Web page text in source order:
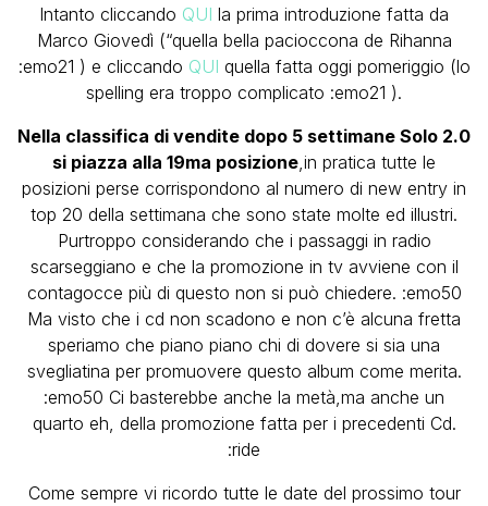
Intanto cliccando QUI la prima introduzione fatta da
Marco Giovedì (“quella bella pacioccona de Rihanna
:emo21 ) e cliccando QUI quella fatta oggi pomeriggio (lo
spelling era troppo complicato :emo21 ).
Nella classifica di vendite dopo 5 settimane Solo 2.0
si piazza alla 19ma posizione ,in pratica tutte le
posizioni perse corrispondono al numero di new entry in
top 20 della settimana che sono state molte ed illustri.
Purtroppo considerando che i passaggi in radio
scarseggiano e che la promozione in tv avviene con il
contagocce più di questo non si può chiedere. :emo50
Ma visto che i cd non scadono e non c’è alcuna fretta
speriamo che piano piano chi di dovere si sia una
svegliatina per promuovere questo album come merita.
:emo50 Ci basterebbe anche la metà,ma anche un
quarto eh, della promozione fatta per i precedenti Cd.
:ride
Come sempre vi ricordo tutte le date del prossimo tour